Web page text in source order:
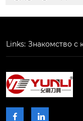
Links: Знакомство с
 